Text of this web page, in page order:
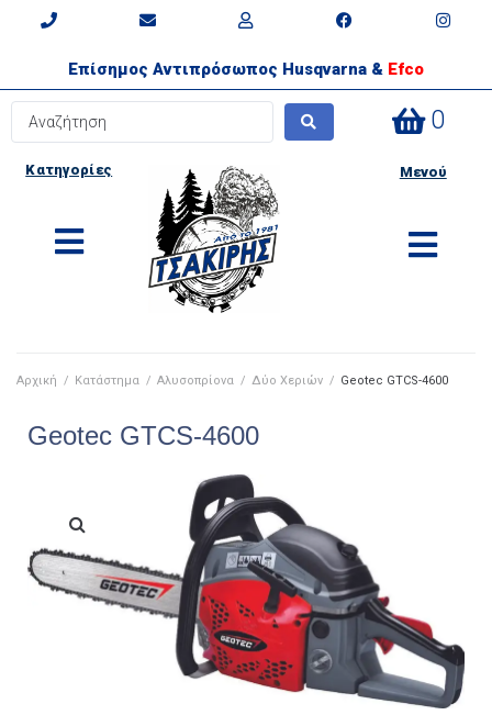
Επίσημος Αντιπρόσωπος Husqvarna & Efco
0
Κατηγορίες Μενού
Αρχική / Κατάστημα / Αλυσοπρίονα / Δύο Χεριών / Geotec GTCS-4600
Geotec GTCS-4600